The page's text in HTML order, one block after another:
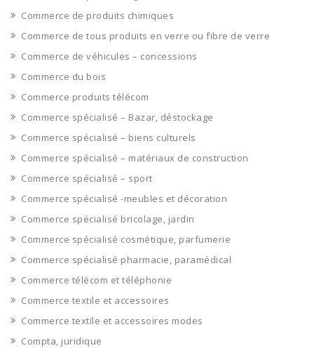
Commerce de produits chimiques
Commerce de tous produits en verre ou fibre de verre
Commerce de véhicules – concessions
Commerce du bois
Commerce produits télécom
Commerce spécialisé – Bazar, déstockage
Commerce spécialisé – biens culturels
Commerce spécialisé – matériaux de construction
Commerce spécialisé – sport
Commerce spécialisé -meubles et décoration
Commerce spécialisé bricolage, jardin
Commerce spécialisé cosmétique, parfumerie
Commerce spécialisé pharmacie, paramédical
Commerce télécom et téléphonie
Commerce textile et accessoires
Commerce textile et accessoires modes
Compta, juridique